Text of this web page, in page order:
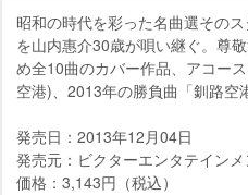
昭和の時代を彩った名曲選その
を山内惠介30歳が唄い継ぐ。尊
め全10曲のカバー作品、アコー
空港)、2013年の勝負曲「釧路空
発売日：2013年12月04日
発売元：ビクターエンタテイン
価格：3,143円（税込）